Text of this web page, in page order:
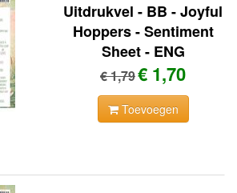
Uitdrukvel - BB - Joyful
Hoppers - Sentiment
Sheet - ENG
€ 1,79€ 1,70
Toevoegen